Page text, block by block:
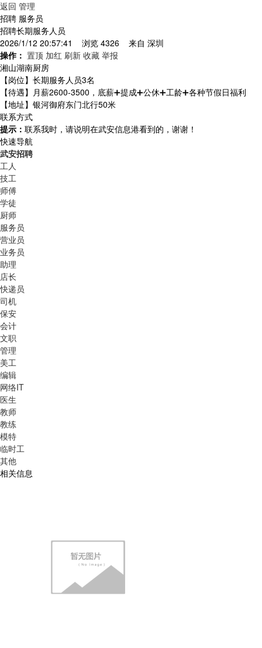
返回 管理
招聘 服务员
招聘长期服务人员
2026/1/12 20:57:41 浏览 4326 来自 深圳
操作： 置顶 加红 刷新 收藏 举报
湘山湖南厨房
【岗位】长期服务人员3名
【待遇】月薪2600-3500，底薪➕提成➕公休➕工龄➕各种节假日福利
【地址】银河御府东门北行50米
联系方式
提示： 联系我时，请说明在武安信息港看到的，谢谢！
快速导航
武安招聘
工人
技工
师傅
学徒
厨师
服务员
营业员
业务员
助理
店长
快递员
司机
保安
会计
文职
管理
美工
编辑
网络IT
医生
教师
教练
模特
临时工
其他
相关信息